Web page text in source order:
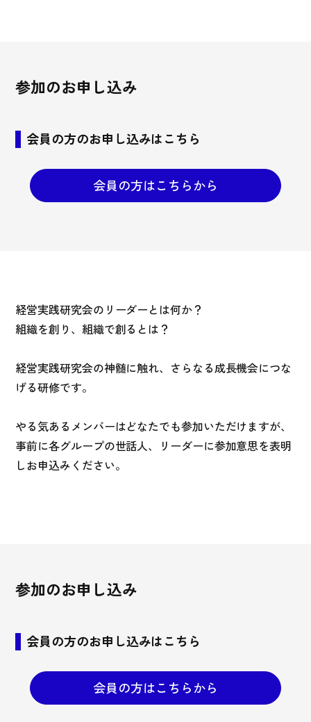
参加のお申し込み
会員の方のお申し込みはこちら
会員の方はこちらから
経営実践研究会のリーダーとは何か？
組織を創り、組織で創るとは？
経営実践研究会の神髄に触れ、さらなる成長機会につな
げる研修です。
やる気あるメンバーはどなたでも参加いただけますが、
事前に各グループの世話人、リーダーに参加意思を表明
しお申込みください。
参加のお申し込み
会員の方のお申し込みはこちら
会員の方はこちらから